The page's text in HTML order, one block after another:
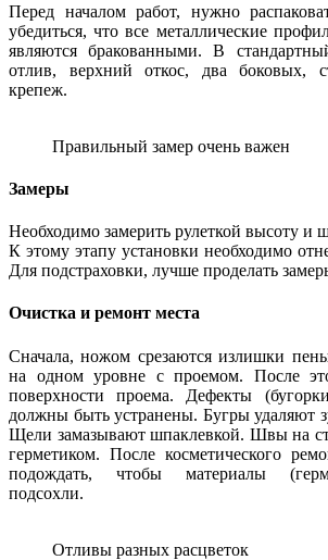
Перед началом работ, нужно
убедиться, что все металлические
являются бракованными. В
отлив, верхний откос, два боковых,
крепеж.
Правильный замер очень важен
Замеры
Необходимо замерить рулеткой высоту и
К этому этапу установки необходимо
Для подстраховки, лучше проделать
Очистка и ремонт места
Сначала, ножом срезаются излишки
на одном уровне с проемом. После
поверхности проема. Дефекты
должны быть устранены. Бугры удаляют
Щели замазывают шпаклевкой. Швы на
герметиком. После косметического
подождать, чтобы материалы
подсохли.
Отливы разных расцветок